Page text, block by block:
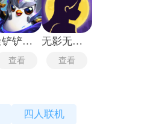
金铲铲之战国际服
查看
无影无踪的阴影手游
查看
四人联机